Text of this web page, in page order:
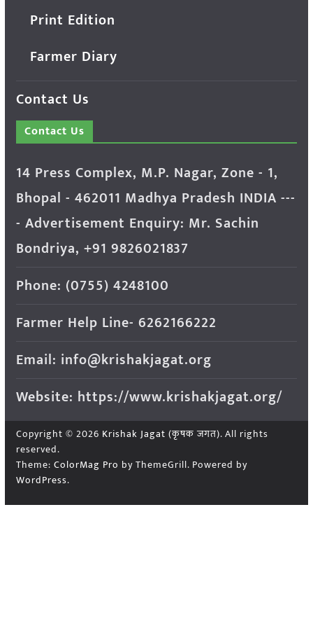
Print Edition
Farmer Diary
Contact Us
Contact Us
14 Press Complex, M.P. Nagar, Zone - 1,
Bhopal - 462011 Madhya Pradesh INDIA ---
- Advertisement Enquiry: Mr. Sachin
Bondriya, +91 9826021837
Phone: (0755) 4248100
Farmer Help Line- 6262166222
Email: info@krishakjagat.org
Website: https://www.krishakjagat.org/
Copyright © 2026 Krishak Jagat (कृषक जगत). All rights
reserved.
Theme: ColorMag Pro by ThemeGrill. Powered by
WordPress.